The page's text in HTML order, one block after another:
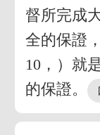
督所完成
全的保證
10，）就
的保證。